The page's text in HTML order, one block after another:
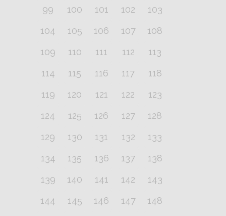
99
100 101 102
103
104
105 106 107
108
109
110 111 112
113
114
115 116 117
118
119
120 121 122
123
124
125 126 127
128
129
130 131 132
133
134
135 136 137
138
139
140 141 142
143
144
145 146 147
148